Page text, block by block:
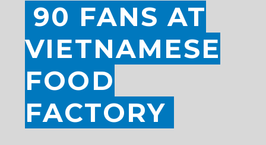
90 FANS AT
VIETNAMESE
FOOD
FACTORY